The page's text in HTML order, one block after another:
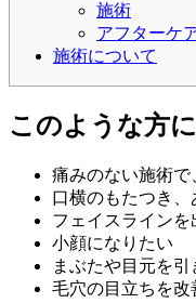
施術
アフターケ
施術について
このような方
痛みのない施術
口横のもたつき
フェイスラインを
小顔になりたい
まぶたや目元を引
毛穴の目立ちを改